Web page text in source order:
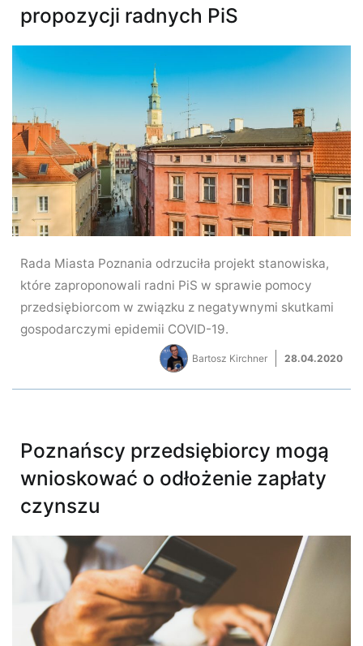
propozycji radnych PiS
Rada Miasta Poznania odrzuciła projekt stanowiska,
które zaproponowali radni PiS w sprawie pomocy
przedsiębiorcom w związku z negatywnymi skutkami
gospodarczymi epidemii COVID-19.
Bartosz Kirchner 28.04.2020
Poznańscy przedsiębiorcy mogą
wnioskować o odłożenie zapłaty
czynszu